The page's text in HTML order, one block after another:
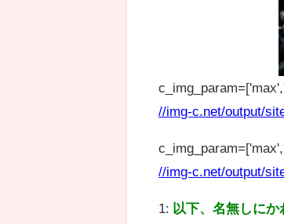
//img-c.net/output/
//img-c.net/output/
1: 以下、名無しに